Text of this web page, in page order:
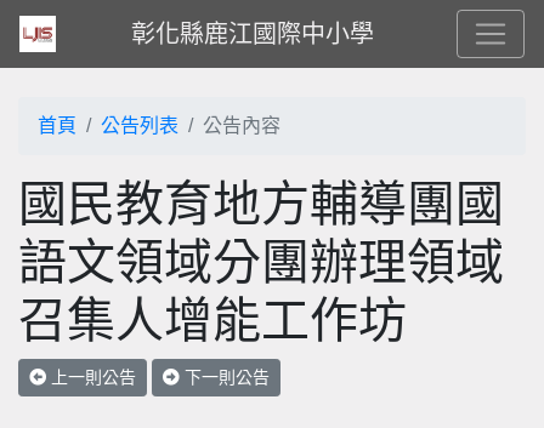
彰化縣鹿江國際中小學
首頁 公告列表 公告內容
國民教育地方輔導團國
語文領域分團辦理領域
召集人增能工作坊
上一則公告 下一則公告